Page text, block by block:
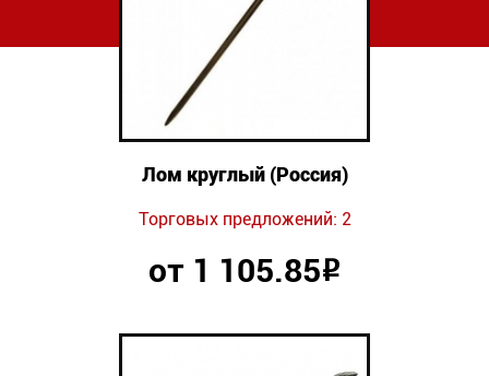
Лом круглый (Россия)
Торговых предложений: 2
от 1 105.85Р